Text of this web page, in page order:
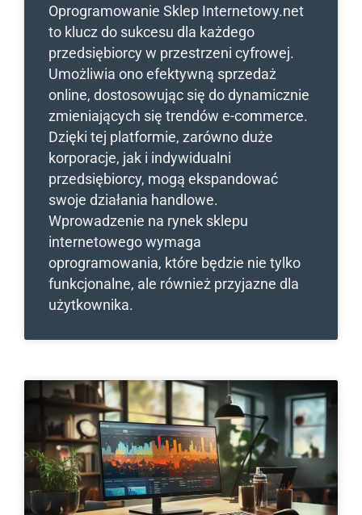
Oprogramowanie Sklep Internetowy.net
to klucz do sukcesu dla każdego
przedsiębiorcy w przestrzeni cyfrowej.
Umożliwia ono efektywną sprzedaż
online, dostosowując się do dynamicznie
zmieniających się trendów e-commerce.
Dzięki tej platformie, zarówno duże
korporacje, jak i indywidualni
przedsiębiorcy, mogą ekspandować
swoje działania handlowe.
Wprowadzenie na rynek sklepu
internetowego wymaga
oprogramowania, które będzie nie tylko
funkcjonalne, ale również przyjazne dla
użytkownika.